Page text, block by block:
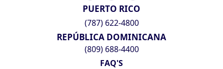
PUERTO RICO
(787) 622-4800
REPÚBLICA DOMINICANA
(809) 688-4400
FAQ'S